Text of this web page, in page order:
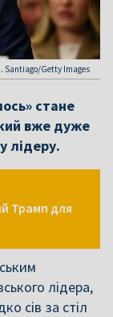
Santiago/Getty Images
стане
вже дуже
лідеру.
Трамп для
лідера,
сів за стіл